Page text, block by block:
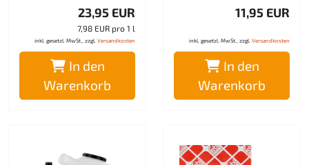
23,95 EUR
7,98 EUR pro 1 l
inkl. gesetzl. MwSt., zzgl. Versandkosten
In den
Warenkorb
11,95 EUR
inkl. gesetzl. MwSt., zzgl. Versandkosten
In den
Warenkorb